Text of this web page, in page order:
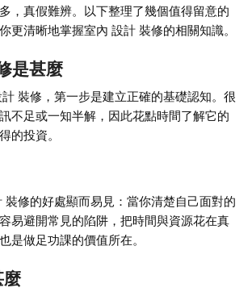
，真假難辨。以下整理了幾個值得留意的
更清晰地掌握室內 設計 裝修的相關知識。
是甚麼
裝修，第一步是建立正確的基礎認知。很
不足或一知半解，因此花點時間了解它的
的投資。
裝修的好處顯而易見：當你清楚自己面對的
易避開常見的陷阱，把時間與資源花在真
是做足功課的價值所在。
麼